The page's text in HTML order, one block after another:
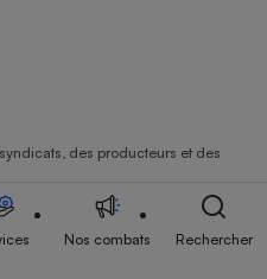
des producteurs et des
Nos combats Rechercher